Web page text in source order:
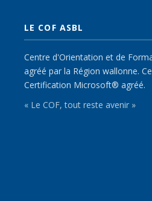
LE COF ASBL
Centre d'Orientation et de
agréé par la Région wallonne.
Certification Microsoft® agréé.
« Le COF, tout reste avenir »